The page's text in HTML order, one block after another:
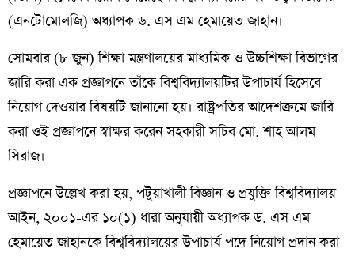
(এনটোমোলজি) অধ্যাপক ড. এস এম হেমায়েত জাহান।
সোমবার (৮ জুন) শিক্ষা মন্ত্রণালয়ের মাধ্যমিক ও উচ্চশিক্ষা বিভাগের
জারি করা এক প্রজ্ঞাপনে তাঁকে বিশ্ববিদ্যালয়টির উপাচার্য হিসেবে
নিয়োগ দেওয়ার বিষয়টি জানানো হয়। রাষ্ট্রপতির আদেশক্রমে জারি
করা ওই প্রজ্ঞাপনে স্বাক্ষর করেন সহকারী সচিব মো. শাহ আলম
সিরাজ।
প্রজ্ঞাপনে উল্লেখ করা হয়, পটুয়াখালী বিজ্ঞান ও প্রযুক্তি বিশ্ববিদ্যালয়
আইন, ২০০১-এর ১০(১) ধারা অনুযায়ী অধ্যাপক ড. এস এম
হেমায়েত জাহানকে বিশ্ববিদ্যালয়ের উপাচার্য পদে নিয়োগ প্রদান করা